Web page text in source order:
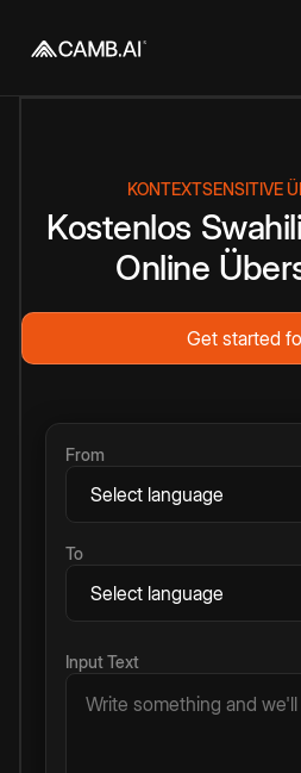
KONTEXTSENSITIVE
Kostenlos Swahili
Online
Get started
From
To
Input Text